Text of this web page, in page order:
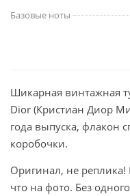
Базовые ноты
Шикарная винтажная
Dior (Кристиан Диор
года выпуска, флакон
коробочки.
Оригинал, не реплика!
что на фото. Без